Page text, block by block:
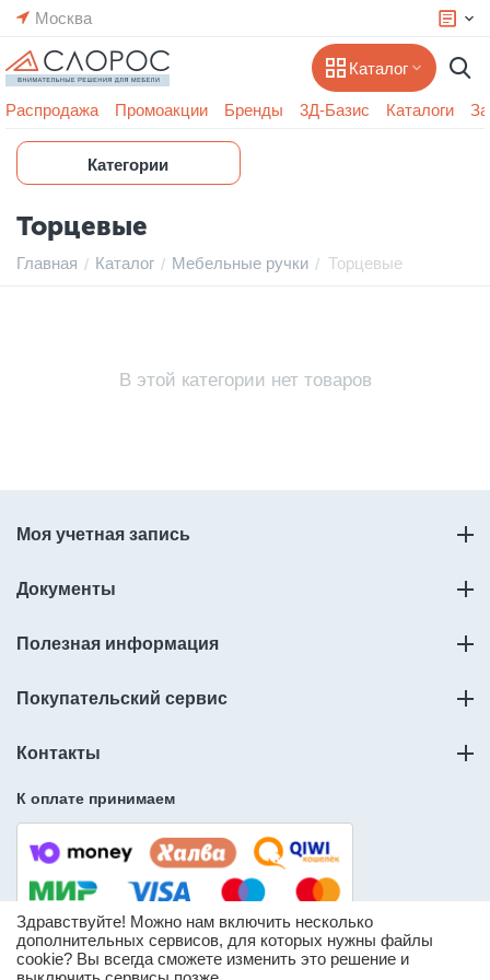
Москва
Каталог
Распродажа Промоакции Бренды 3Д-Базис Каталоги
Категории
Торцевые
Главная / Каталог / Мебельные ручки / Торцевые
В этой категории нет товаров
Моя учетная запись
Документы
Полезная информация
Покупательский сервис
Контакты
К оплате принимаем
© ООО «Слорос» – продажа мебельной фурнитуры.
Здравствуйте! Можно нам включить несколько
дополнительных сервисов, для которых нужны файлы
cookie? Вы всегда сможете изменить это решение и